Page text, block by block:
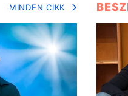
MINDEN CIKK